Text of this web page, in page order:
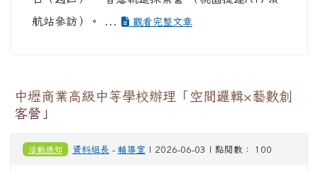
航站參訪）。 ...
觀看完整文章
中壢商業高級中等學校辦理「空間邏輯×藝數創
客營」
活動通知 資料組長 - 輔導室 | 2026-06-03 | 點閱數： 100